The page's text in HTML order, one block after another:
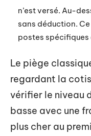
n’est versé. Au-
sans déduction.
postes
Le piège
regardant la
vérifier le niveau
basse avec une
plus cher au